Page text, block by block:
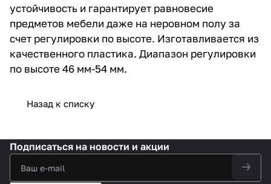
устойчивость и гарантирует равновесие
предметов мебели даже на неровном полу за
счет регулировки по высоте. Изготавливается из
качественного пластика. Диапазон регулировки
по высоте 46 мм-54 мм.
Назад к списку
Подписаться на новости и акции